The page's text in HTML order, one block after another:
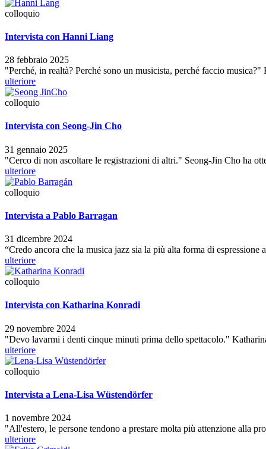
colloquio
Intervista con Hanni Liang
28 febbraio 2025
"Perché, in realtà? Perché sono un musicista, perché faccio
ulteriore
colloquio
Intervista con Seong-Jin Cho
31 gennaio 2025
"Cerco di non ascoltare le registrazioni di altri." Seong-Jin Cho ha
ulteriore
colloquio
Intervista a Pablo Barragan
31 dicembre 2024
“Credo ancora che la musica jazz sia la più alta forma di espressione
ulteriore
colloquio
Intervista con Katharina Konradi
29 novembre 2024
"Devo lavarmi i denti cinque minuti prima dello spettacolo."
ulteriore
colloquio
Intervista a Lena-Lisa Wüstendörfer
1 novembre 2024
"All'estero, le persone tendono a prestare molta più attenzione alla
ulteriore